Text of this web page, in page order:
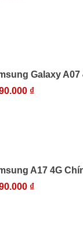
Galaxy A07
₫
A17 4G
₫